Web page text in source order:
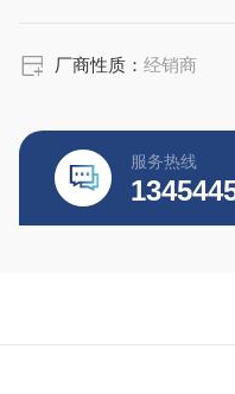
厂商性质：经销商
服务热线